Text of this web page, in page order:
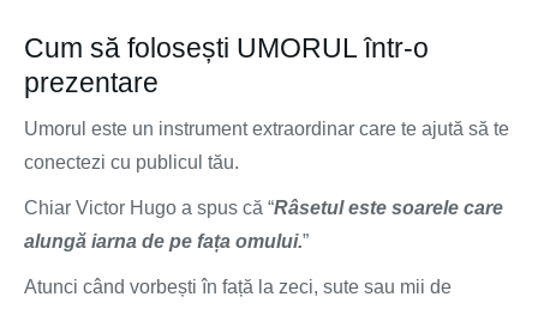
Cum să folosești UMORUL într-o
prezentare
Umorul este un instrument extraordinar care te ajută să te
conectezi cu publicul tău.
Chiar Victor Hugo a spus că “Râsetul este soarele care
alungă iarna de pe fața omului.”
Atunci când vorbești în față la zeci, sute sau mii de